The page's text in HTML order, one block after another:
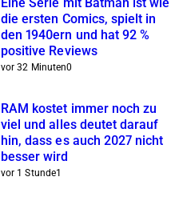
die ersten Comics, spielt in
den 1940ern und hat 92 %
positive Reviews
vor 32 Minuten0
RAM kostet immer noch zu
viel und alles deutet darauf
hin, dass es auch 2027 nicht
besser wird
vor 1 Stunde1